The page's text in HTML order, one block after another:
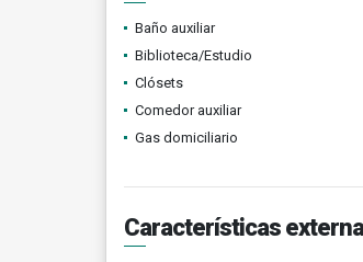
Baño auxiliar
Biblioteca/Estudio
Clósets
Comedor auxiliar
Gas domiciliario
Características